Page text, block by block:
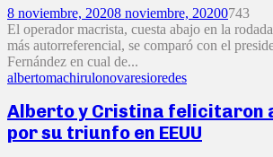
8 noviembre, 20208 noviembre, 20200743
El operador macrista, cuesta abajo en la
más autorreferencial, se comparó con el
Fernández en cual de...
albertomachirulonovaresioredes
Alberto y Cristina felicitaron
por su triunfo en EEUU